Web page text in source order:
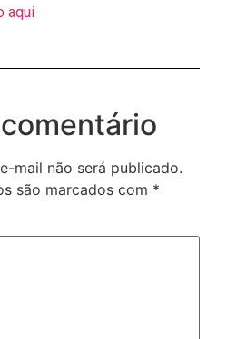
aqui
mail não será publicado.
são marcados com *